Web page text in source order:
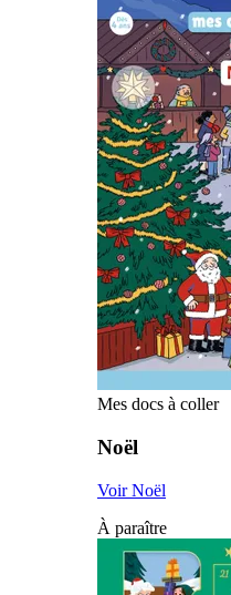
Mes docs à coller
Noël
Voir Noël
À paraître